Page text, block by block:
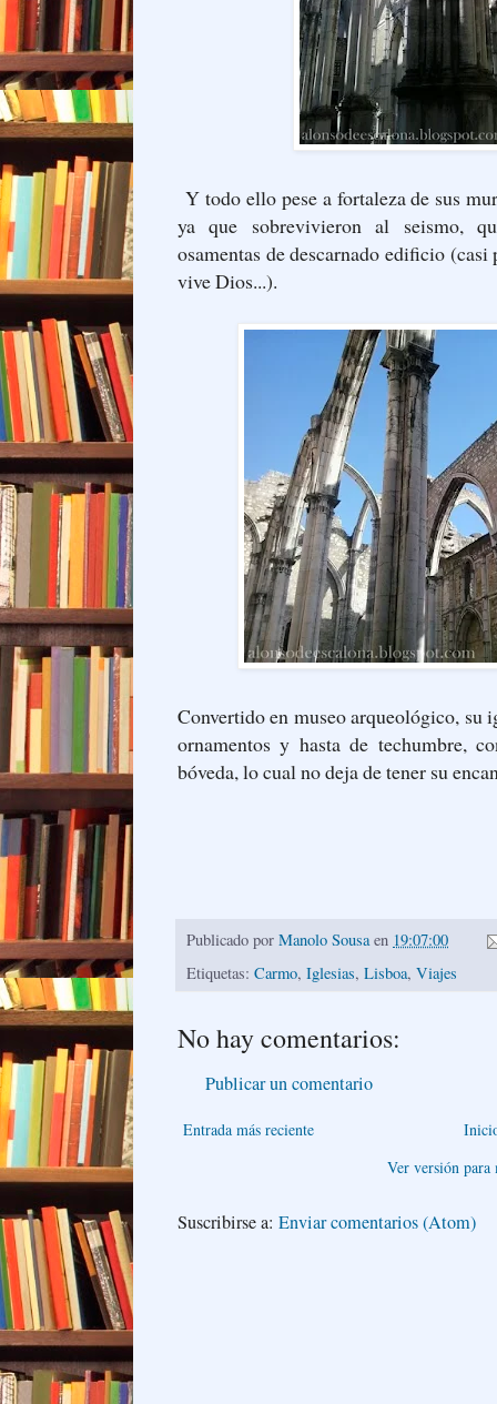
Y todo ello pese a fortaleza de sus
ya que sobrevivieron al seismo,
osamentas de descarnado edificio
vive Dios...).
Convertido en museo arqueológico, su
ornamentos y hasta de techumbre,
bóveda, lo cual no deja de tener su
Publicado por Manolo Sousa en 19:07:00
Etiquetas: Carmo, Iglesias, Lisboa, Viajes
No hay comentarios:
Publicar un comentario
Entrada más reciente
Ver versión para
Suscribirse a: Enviar comentarios (Atom)